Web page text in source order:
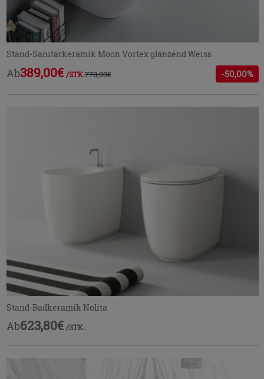
Stand-Sanitärkeramik Moon Vortex glänzend Weiss
Ab389,00€ /STK.778,00€ -50,00%
Stand-Badkeramik Nolita
Ab623,80€ /STK.